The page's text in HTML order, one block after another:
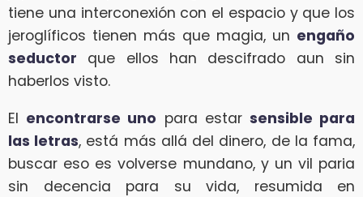
tiene una interconexión con el espacio y que los
jeroglíficos tienen más que magia, un engaño
seductor que ellos han descifrado aun sin
haberlos visto.
El encontrarse uno para estar sensible para
las letras, está más allá del dinero, de la fama,
buscar eso es volverse mundano, y un vil paria
sin decencia para su vida, resumida en